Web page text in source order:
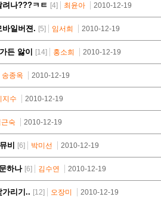
려나???ㅋㅌ [4] 최윤아 2010-12-19
일버젼. [5] 임서희 2010-12-19
든 앓이 [14] 홍소희 2010-12-19
송종옥 2010-12-19
지수 2010-12-19
근숙 2010-12-19
비 [6] 박미선 2010-12-19
하나 [6] 김수연 2010-12-19
가리기.. [12] 오장미 2010-12-19